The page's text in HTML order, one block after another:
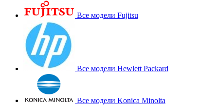
Все модели Fujitsu
Все модели Hewlett Packard
Все модели Konica Minolta